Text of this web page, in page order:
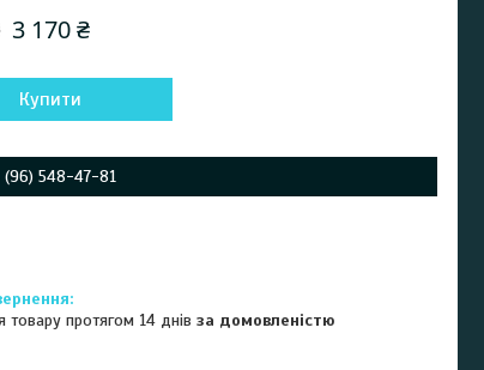
3 170 ₴
Купити
(96) 548-47-81
товару протягом 14 днівза домовленістю